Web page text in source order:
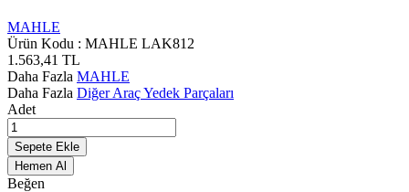
MAHLE
Ürün Kodu : MAHLE LAK812
1.563,41 TL
Daha Fazla MAHLE
Daha Fazla Diğer Araç Yedek Parçaları
Adet
Sepete Ekle
Hemen Al
Beğen